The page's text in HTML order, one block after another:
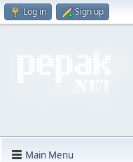
Log in Sign up
Main Menu